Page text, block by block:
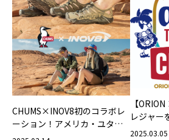
CHUMS×INOV8初のコラボレ
ーション！アメリカ・ユタ州
のザイオン国立公園をモチー
【
レジャー
年も沖縄
2025.03.05